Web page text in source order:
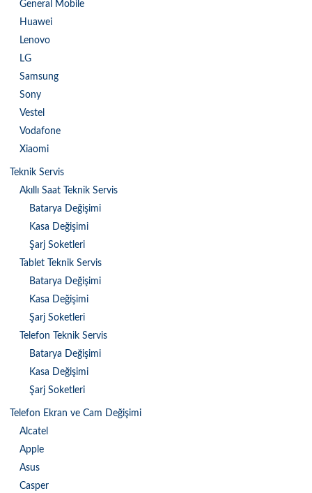
General Mobile
Huawei
Lenovo
LG
Samsung
Sony
Vestel
Vodafone
Xiaomi
Teknik Servis
Akıllı Saat Teknik Servis
Batarya Değişimi
Kasa Değişimi
Şarj Soketleri
Tablet Teknik Servis
Batarya Değişimi
Kasa Değişimi
Şarj Soketleri
Telefon Teknik Servis
Batarya Değişimi
Kasa Değişimi
Şarj Soketleri
Telefon Ekran ve Cam Değişimi
Alcatel
Apple
Asus
Casper